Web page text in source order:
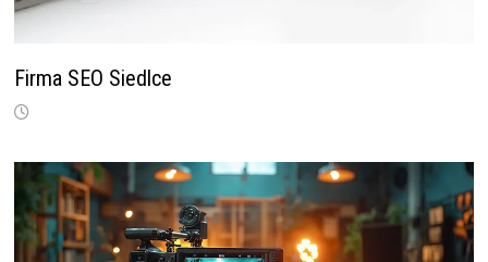
Firma SEO Siedlce